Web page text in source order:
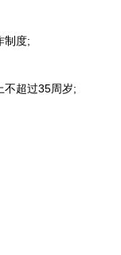
制度;
超过35周岁;